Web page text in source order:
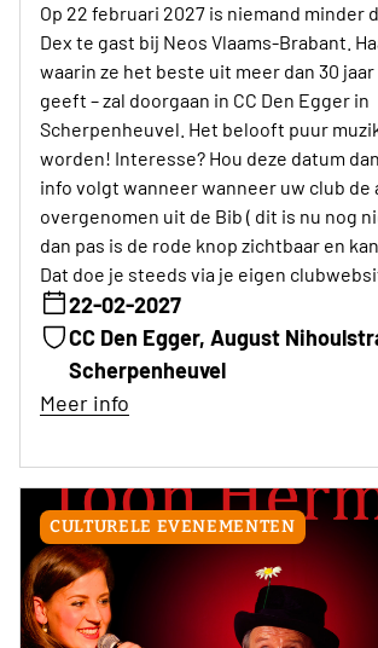
Op 22 februari 2027 is niemand minder
Dex te gast bij Neos Vlaams-Brabant.
waarin ze het beste uit meer dan 30
geeft – zal doorgaan in CC Den Egger in
Scherpenheuvel. Het belooft puur
worden! Interesse? Hou deze datum
info volgt wanneer wanneer uw club
overgenomen uit de Bib ( dit is nu nog
dan pas is de rode knop zichtbaar en
Dat doe je steeds via je eigen
22-02-2027
CC Den Egger, August
Scherpenheuvel
Meer info
CULTURELE EVENEMENTEN